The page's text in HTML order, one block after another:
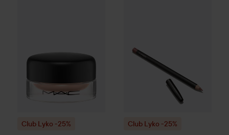
Club Lyko -25% Club Lyko -25%